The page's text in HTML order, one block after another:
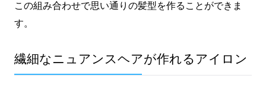
この組み合わせで思い通りの髪型を作ることができま
す。
繊細なニュアンスヘアが作れるアイロン